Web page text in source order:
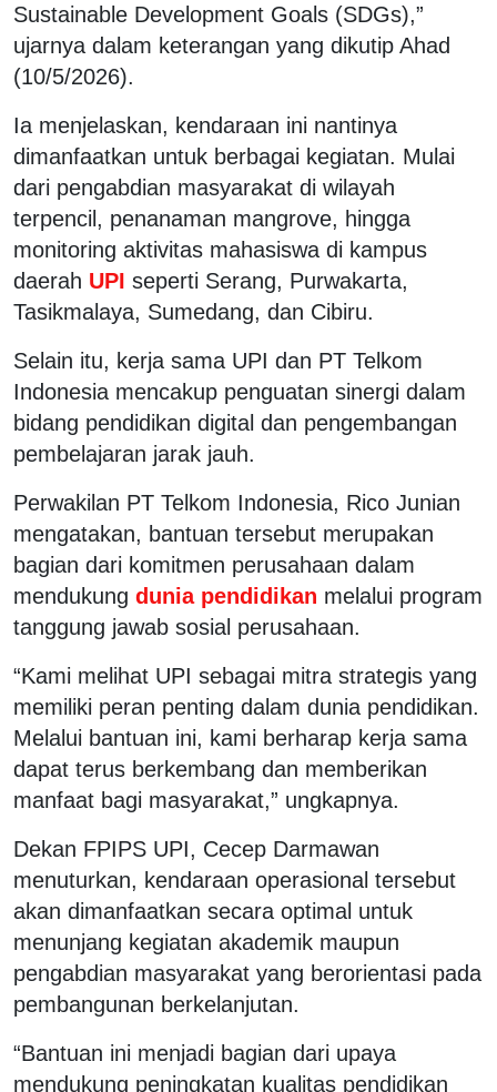
Sustainable Development Goals (SDGs),”
ujarnya dalam keterangan yang dikutip Ahad
(10/5/2026).
Ia menjelaskan, kendaraan ini nantinya
dimanfaatkan untuk berbagai kegiatan. Mulai
dari pengabdian masyarakat di wilayah
terpencil, penanaman mangrove, hingga
monitoring aktivitas mahasiswa di kampus
daerah UPI seperti Serang, Purwakarta,
Tasikmalaya, Sumedang, dan Cibiru.
Selain itu, kerja sama UPI dan PT Telkom
Indonesia mencakup penguatan sinergi dalam
bidang pendidikan digital dan pengembangan
pembelajaran jarak jauh.
Perwakilan PT Telkom Indonesia, Rico Junian
mengatakan, bantuan tersebut merupakan
bagian dari komitmen perusahaan dalam
mendukung dunia pendidikan melalui program
tanggung jawab sosial perusahaan.
“Kami melihat UPI sebagai mitra strategis yang
memiliki peran penting dalam dunia pendidikan.
Melalui bantuan ini, kami berharap kerja sama
dapat terus berkembang dan memberikan
manfaat bagi masyarakat,” ungkapnya.
Dekan FPIPS UPI, Cecep Darmawan
menuturkan, kendaraan operasional tersebut
akan dimanfaatkan secara optimal untuk
menunjang kegiatan akademik maupun
pengabdian masyarakat yang berorientasi pada
pembangunan berkelanjutan.
“Bantuan ini menjadi bagian dari upaya
mendukung peningkatan kualitas pendidikan